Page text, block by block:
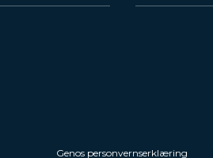
Genos personvernserklæring